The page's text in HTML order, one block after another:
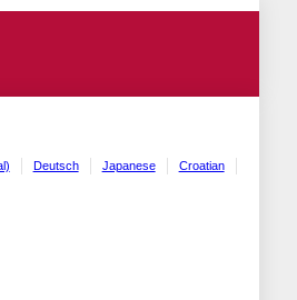
Deutsch Japanese
Croatian